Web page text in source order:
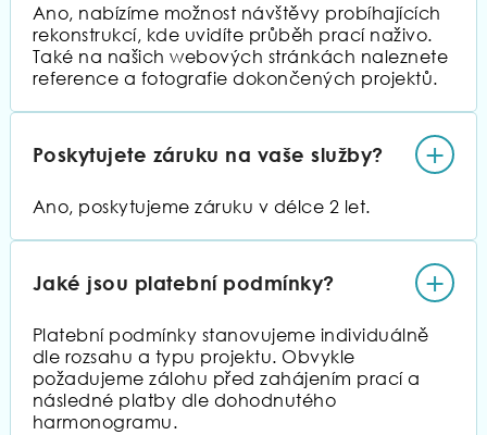
Ano, nabízíme možnost návštěvy probíhajících
rekonstrukcí, kde uvidíte průběh prací naživo.
Také na našich webových stránkách naleznete
reference a fotografie dokončených projektů.
Poskytujete záruku na vaše služby? +
Ano, poskytujeme záruku v délce 2 let.
Jaké jsou platební podmínky? +
Platební podmínky stanovujeme individuálně
dle rozsahu a typu projektu. Obvykle
požadujeme zálohu před zahájením prací a
následné platby dle dohodnutého
harmonogramu.